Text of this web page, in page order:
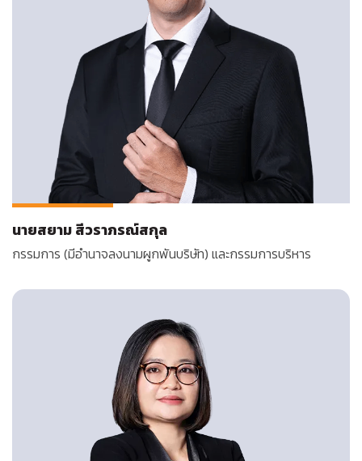
นายสยาม สีวราภรณ์สกุล
กรรมการ (มีอำนาจลงนามผูกพันบริษัท) และกรรมการบริหาร